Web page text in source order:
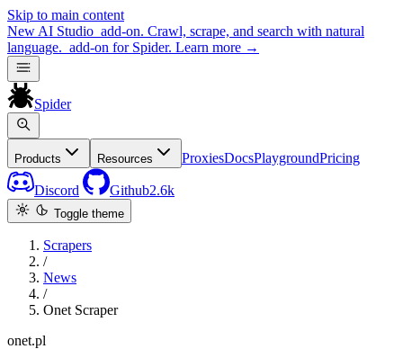
Skip to main content
New AI Studio add-on. Crawl, scrape, and search with natural
language. add-on for Spider. Learn more →
Spider
Products Resources ProxiesDocsPlaygroundPricing
Discord Github2.6k
Toggle theme
Scrapers
/
News
/
Onet Scraper
onet.pl